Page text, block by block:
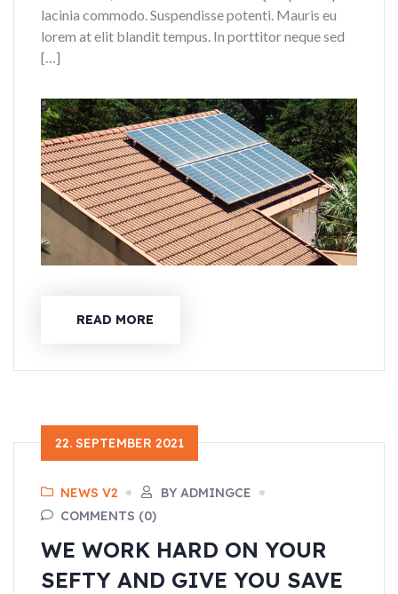
lacinia commodo. Suspendisse potenti. Mauris eu
lorem at elit blandit tempus. In porttitor neque sed
[…]
READ MORE
22. SEPTEMBER 2021
NEWS V2
BY ADMINGCE
COMMENTS (0)
WE WORK HARD ON YOUR
SEFTY AND GIVE YOU SAVE